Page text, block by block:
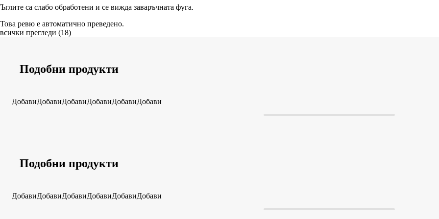
Ъглите са слабо обработени и се вижда заваръчната фуга.
Това ревю е автоматично преведено.
всички прегледи (18)
Подобни продукти
ДобавиДобавиДобавиДобавиДобавиДобави
Подобни продукти
ДобавиДобавиДобавиДобавиДобавиДобави